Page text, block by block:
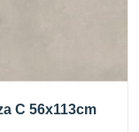
C 56x113cm